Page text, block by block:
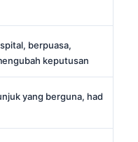
berpuasa,
keputusan
yang berguna, had